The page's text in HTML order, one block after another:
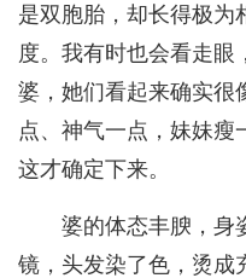
是双胞胎，却长得极为
度。我有时也会看走眼
婆，她们看起来确实很
点、神气一点，妹妹瘦
这才确定下来。
婆的体态丰腴，身
镜，头发染了色，烫成